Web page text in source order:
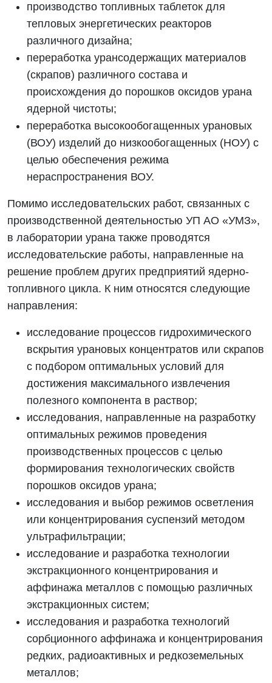
производство топливных таблеток для
тепловых энергетических реакторов
различного дизайна;
переработка урансодержащих материалов
(скрапов) различного состава и
происхождения до порошков оксидов урана
ядерной чистоты;
переработка высокообогащенных урановых
(ВОУ) изделий до низкообогащенных (НОУ) с
целью обеспечения режима
нераспространения ВОУ.
Помимо исследовательских работ, связанных с
производственной деятельностью УП АО «УМЗ»,
в лаборатории урана также проводятся
исследовательские работы, направленные на
решение проблем других предприятий ядерно-
топливного цикла. К ним относятся следующие
направления:
исследование процессов гидрохимического
вскрытия урановых концентратов или скрапов
с подбором оптимальных условий для
достижения максимального извлечения
полезного компонента в раствор;
исследования, направленные на разработку
оптимальных режимов проведения
производственных процессов с целью
формирования технологических свойств
порошков оксидов урана;
исследования и выбор режимов осветления
или концентрирования суспензий методом
ультрафильтрации;
исследование и разработка технологии
экстракционного концентрирования и
аффинажа металлов с помощью различных
экстракционных систем;
исследования и разработка технологий
сорбционного аффинажа и концентрирования
редких, радиоактивных и редкоземельных
металлов;